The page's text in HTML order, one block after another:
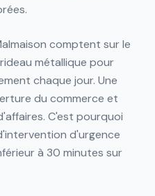
comptent sur le
métallique pour
chaque jour. Une
du commerce et
C'est pourquoi
d'urgence
à 30 minutes sur